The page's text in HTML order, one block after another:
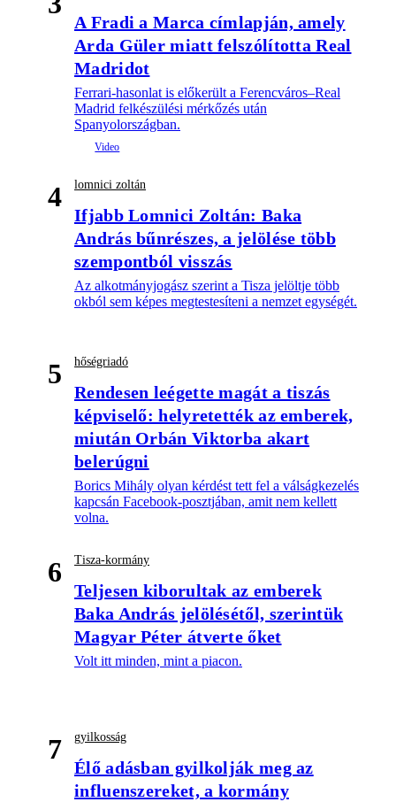
A Fradi a Marca címlapján, amely
Arda Güler miatt felszólította Real
Madridot
Ferrari-hasonlat is előkerült a Ferencváros–Real
Madrid felkészülési mérkőzés után
Spanyolországban.
4 lomnici zoltán
Ifjabb Lomnici Zoltán: Baka
András bűnrészes, a jelölése több
szempontból visszás
Az alkotmányjogász szerint a Tisza jelöltje több
okból sem képes megtestesíteni a nemzet egységét.
5 hőségriadó
Rendesen leégette magát a tiszás
képviselő: helyretették az emberek,
miután Orbán Viktorba akart
belerúgni
Borics Mihály olyan kérdést tett fel a válságkezelés
kapcsán Facebook-posztjában, amit nem kellett
volna.
6 Tisza-kormány
Teljesen kiborultak az emberek
Baka András jelölésétől, szerintük
Magyar Péter átverte őket
Volt itt minden, mint a piacon.
7 gyilkosság
Élő adásban gyilkolják meg az
influenszereket, a kormány